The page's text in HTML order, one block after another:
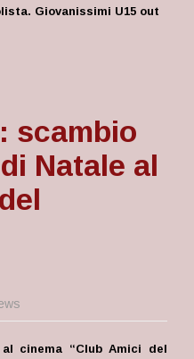
Giovanissimi U15 out
scambio
Natale al
cinema “Club Amici del